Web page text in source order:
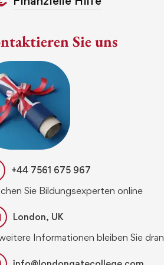
Sie uns
+44 7561 675 967
Sie Bildungsexperten online
London, UK
Informationen bleiben Sie dran